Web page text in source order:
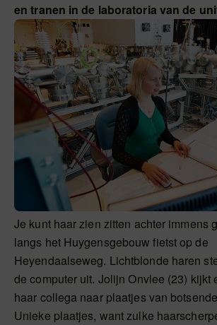
en tranen in de laboratoria van de
Je kunt haar zien zitten achter immens
langs het Huygensgebouw fietst op de
Heyendaalseweg. Lichtblonde haren
de computer uit. Jolijn Onvlee (23) kijkt
haar collega naar plaatjes van
Unieke plaatjes, want zulke